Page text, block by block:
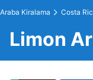
Araba Kiralama Costa
Limon